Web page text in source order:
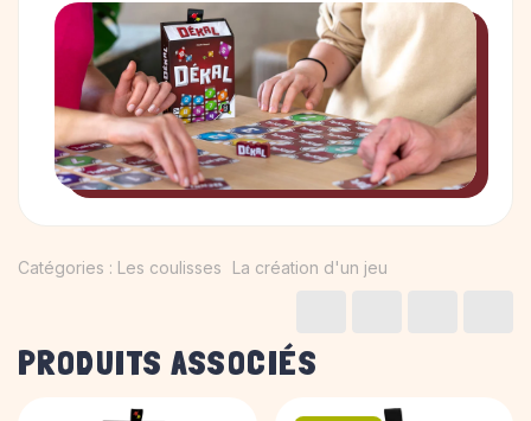
Catégories : Les coulisses La création d'un jeu
PRODUITS ASSOCIÉS